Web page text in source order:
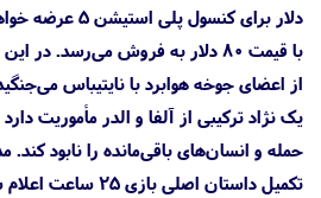
دلار برای کنسول
با قیمت ۸۰ دلار به فروش می‌رسد. در
از اعضای جوخه هوابرد با نایتیباس
یک نژاد ترکیبی از آلفا و الدر مأموریت
حمله و انسان‌های باقی‌مانده را نابود کند.
تکمیل داستان اصلی بازی ۲۵ ساعت اعلام شده است.